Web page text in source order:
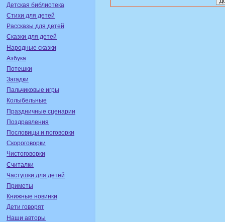
Детская библиотека
Стихи для детей
Рассказы для детей
Сказки для детей
Народные сказки
Азбука
Потешки
Загадки
Пальчиковые игры
Колыбельные
Праздничные сценарии
Поздравления
Пословицы и поговорки
Скороговорки
Чистоговорки
Считалки
Частушки для детей
Приметы
Книжные новинки
Дети говорят
Наши авторы